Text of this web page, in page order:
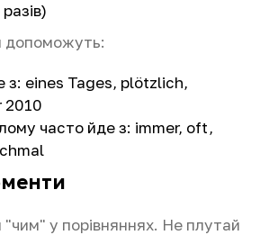
допоможуть:
з: eines Tages, plötzlich,
2010
часто йде з: immer, oft,
у порівняннях. Не плутай